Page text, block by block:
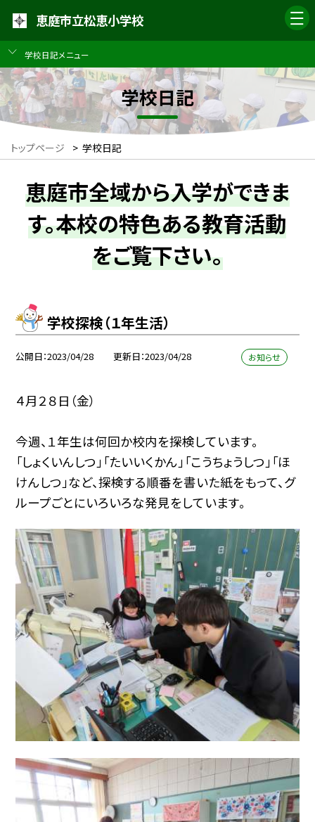
恵庭市立松恵小学校
学校日記メニュー
学校日記
トップページ > 学校日記
恵庭市全域から入学ができま
す。本校の特色ある教育活動
をご覧下さい。
学校探検（１年生活）
公開日 2023/04/28 更新日 2023/04/28 お知らせ
４月２８日（金）
今週、１年生は何回か校内を探検しています。
「しょくいんしつ」「たいいくかん」「こうちょうしつ」「ほ
けんしつ」など、探検する順番を書いた紙をもって、グ
ループごとにいろいろな発見をしています。